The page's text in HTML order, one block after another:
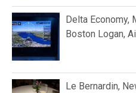
Delta Economy,
Boston Logan,
Le Bernardin,